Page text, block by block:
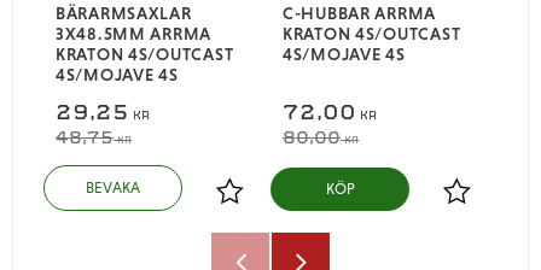
BÄRARMSAXLAR
3X48.5MM ARRMA
KRATON 4S/OUTCAST
4S/MOJAVE 4S
29,25 KR
48,75KR
Lägg till i favoriter
C-HUBBAR ARRMA
KRATON 4S/OUTCAST
4S/MOJAVE 4S
72,00 KR
80,00KR
Lägg till i
KÖP